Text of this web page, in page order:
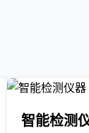
智能检测